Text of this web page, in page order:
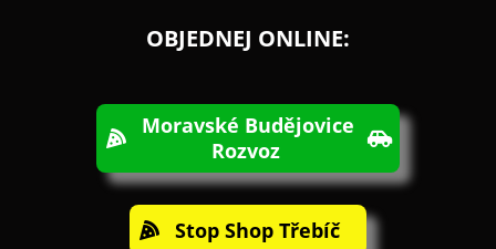
OBJEDNEJ ONLINE:
Moravské Budějovice
Rozvoz
Stop Shop Třebíč